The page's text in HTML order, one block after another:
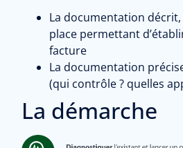
La documentation
place permettant
facture
La documentation
(qui contrôle ? quelles
La démarche